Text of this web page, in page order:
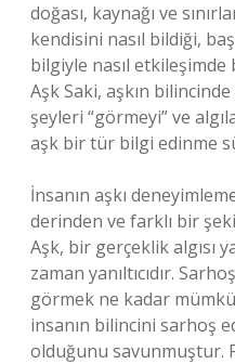
doğası, kaynağı ve
kendisini nasıl bildiği,
bilgiyle nasıl
Aşk Saki, aşkın
şeyleri “görmeyi” ve
aşk bir tür bilgi edinme
İnsanın aşkı
derinden ve farklı bir
Aşk, bir gerçeklik algısı
zaman yanıltıcıdır.
görmek ne kadar
insanın bilincini sarhoş
olduğunu savunmuştur.